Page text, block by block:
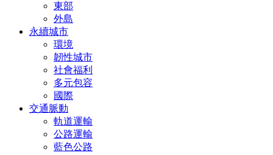
東部
外島
永續城市
環境
韌性城市
社會福利
多元包容
國際
交通脈動
軌道運輸
公路運輸
藍色公路